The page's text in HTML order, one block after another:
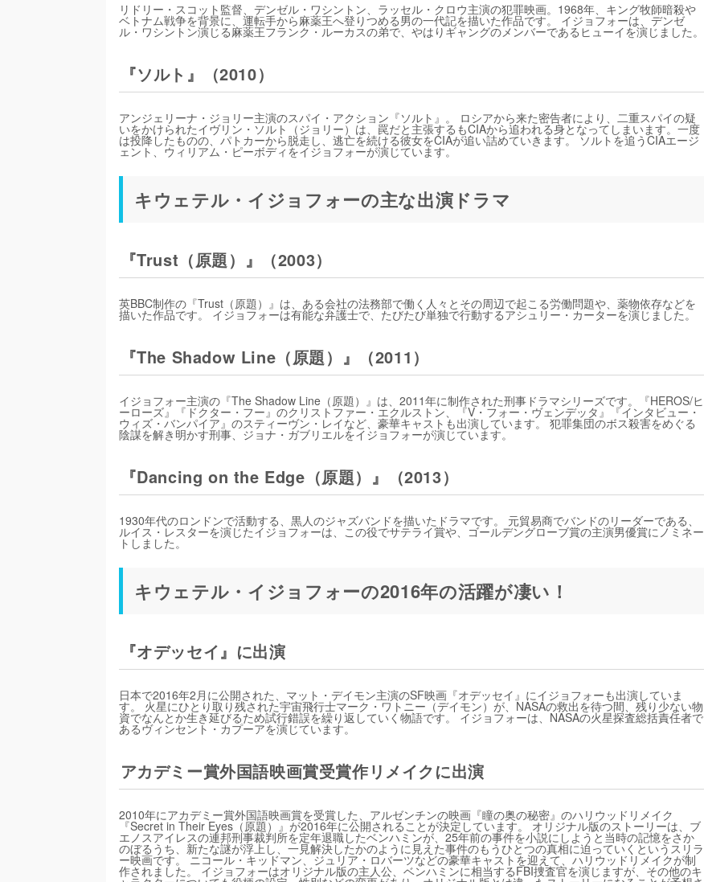
リドリー・スコット監督、デンゼル・ワシントン、ラッセル・クロウ主演の犯罪映画。1968年、キング牧師暗殺や
ベトナム戦争を背景に、運転手から麻薬王へ登りつめる男の一代記を描いた作品です。 イジョフォーは、デンゼ
ル・ワシントン演じる麻薬王フランク・ルーカスの弟で、やはりギャングのメンバーであるヒューイを演じました。
『ソルト』（2010）
アンジェリーナ・ジョリー主演のスパイ・アクション『ソルト』。 ロシアから来た密告者により、二重スパイの疑
いをかけられたイヴリン・ソルト（ジョリー）は、罠だと主張するもCIAから追われる身となってしまいます。一度
は投降したものの、パトカーから脱走し、逃亡を続ける彼女をCIAが追い詰めていきます。 ソルトを追うCIAエージ
ェント、ウィリアム・ピーボディをイジョフォーが演じています。
キウェテル・イジョフォーの主な出演ドラマ
『Trust（原題）』（2003）
英BBC制作の『Trust（原題）』は、ある会社の法務部で働く人々とその周辺で起こる労働問題や、薬物依存などを
描いた作品です。 イジョフォーは有能な弁護士で、たびたび単独で行動するアシュリー・カーターを演じました。
『The Shadow Line（原題）』（2011）
イジョフォー主演の『The Shadow Line（原題）』は、2011年に制作された刑事ドラマシリーズです。『HEROS/ヒ
ーローズ』『ドクター・フー』のクリストファー・エクルストン、『V・フォー・ヴェンデッタ』『インタビュー・
ウィズ・バンパイア』のスティーヴン・レイなど、豪華キャストも出演しています。 犯罪集団のボス殺害をめぐる
陰謀を解き明かす刑事、ジョナ・ガブリエルをイジョフォーが演じています。
『Dancing on the Edge（原題）』（2013）
1930年代のロンドンで活動する、黒人のジャズバンドを描いたドラマです。 元貿易商でバンドのリーダーである、
ルイス・レスターを演じたイジョフォーは、この役でサテライ賞や、ゴールデングローブ賞の主演男優賞にノミネー
トしました。
キウェテル・イジョフォーの2016年の活躍が凄い！
『オデッセイ』に出演
日本で2016年2月に公開された、マット・デイモン主演のSF映画『オデッセイ』にイジョフォーも出演していま
す。 火星にひとり取り残された宇宙飛行士マーク・ワトニー（デイモン）が、NASAの救出を待つ間、残り少ない物
資でなんとか生き延びるため試行錯誤を繰り返していく物語です。 イジョフォーは、NASAの火星探査総括責任者で
あるヴィンセント・カプーアを演じています。
アカデミー賞外国語映画賞受賞作リメイクに出演
2010年にアカデミー賞外国語映画賞を受賞した、アルゼンチンの映画『瞳の奥の秘密』のハリウッドリメイク
『Secret in Their Eyes（原題）』が2016年に公開されることが決定しています。 オリジナル版のストーリーは、ブ
エノスアイレスの連邦刑事裁判所を定年退職したベンハミンが、25年前の事件を小説にしようと当時の記憶をさか
のぼるうち、新たな謎が浮上し、一見解決したかのように見えた事件のもうひとつの真相に迫っていくというスリラ
ー映画です。 ニコール・キッドマン、ジュリア・ロバーツなどの豪華キャストを迎えて、ハリウッドリメイクが制
作されました。 イジョフォーはオリジナル版の主人公、ベンハミンに相当するFBI捜査官を演じますが、その他のキ